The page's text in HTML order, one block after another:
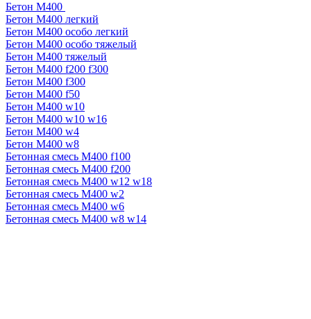
Бетон М400
Бетон М400 легкий
Бетон М400 особо легкий
Бетон М400 особо тяжелый
Бетон М400 тяжелый
Бетон М400 f200 f300
Бетон М400 f300
Бетон М400 f50
Бетон М400 w10
Бетон М400 w10 w16
Бетон М400 w4
Бетон М400 w8
Бетонная смесь М400 f100
Бетонная смесь М400 f200
Бетонная смесь М400 w12 w18
Бетонная смесь М400 w2
Бетонная смесь М400 w6
Бетонная смесь М400 w8 w14